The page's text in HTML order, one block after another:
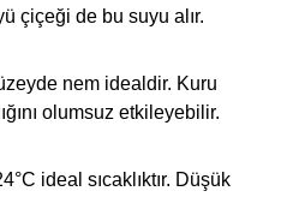
çiçeği de bu suyu alır.
nem idealdir. Kuru
olumsuz etkileyebilir.
ideal sıcaklıktır. Düşük